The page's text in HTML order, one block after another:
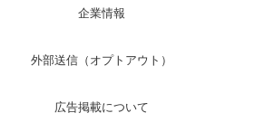
われています。お惣菜が小鉢に盛り付
炊き立てご飯に心までほっこり。
企業情報
外部送信（オプトアウト）
広告掲載について